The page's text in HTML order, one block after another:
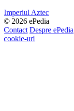
Imperiul Aztec
© 2026 ePedia
Contact Despre ePedia
cookie-uri